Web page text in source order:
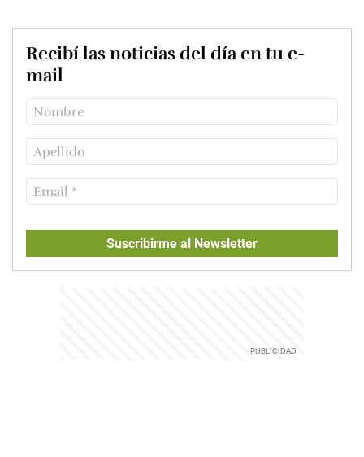
Recibí las noticias del día en tu e-
mail
Suscribirme al Newsletter